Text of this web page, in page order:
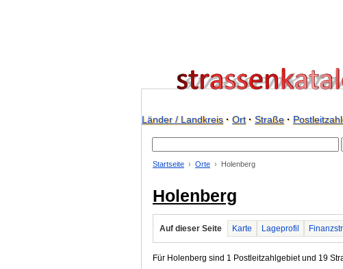
Länder / Landkreis· Ort· Straße·
Startseite Orte Holenberg
Holenberg
Auf dieser Seite Karte Lageprofil
Für Holenberg sind 1 Postleitzahlgebiet und 19